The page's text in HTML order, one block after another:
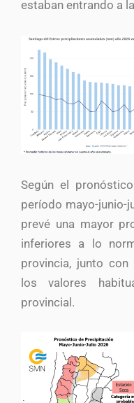
estaban entrando a
Según el
período mayo-junio-
prevé una mayor
inferiores a lo
provincia, junto
los valores
provincial.